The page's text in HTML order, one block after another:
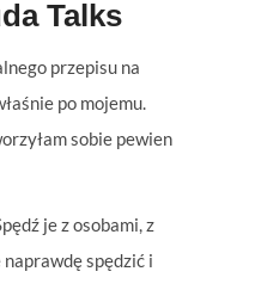
Talks
przepisu na
po mojemu.
sobie pewien
je z osobami, z
spędzić i